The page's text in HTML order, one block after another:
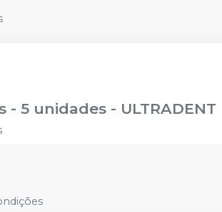
- 5 unidades - ULTRADENT